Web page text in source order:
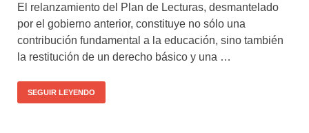
El relanzamiento del Plan de Lecturas, desmantelado
por el gobierno anterior, constituye no sólo una
contribución fundamental a la educación, sino también
la restitución de un derecho básico y una …
SEGUIR LEYENDO